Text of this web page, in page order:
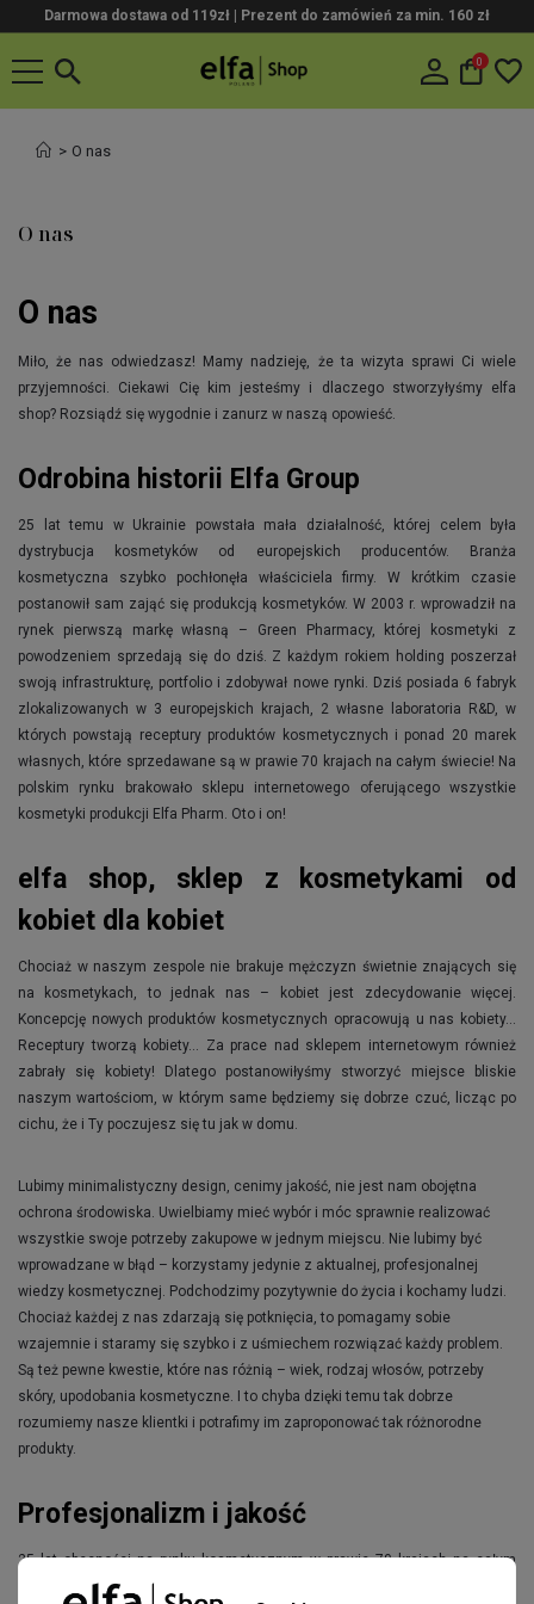
Darmowa dostawa od 119zł | Prezent do zamówień za min. 160 zł
0
O nas
O nas
O nas
Miło, że nas odwiedzasz! Mamy nadzieję, że ta wizyta sprawi Ci wiele
przyjemności. Ciekawi Cię kim jesteśmy i dlaczego stworzyłyśmy elfa
shop? Rozsiądź się wygodnie i zanurz w naszą opowieść.
Odrobina historii Elfa Group
25 lat temu w Ukrainie powstała mała działalność, której celem była
dystrybucja kosmetyków od europejskich producentów. Branża
kosmetyczna szybko pochłonęła właściciela firmy. W krótkim czasie
postanowił sam zająć się produkcją kosmetyków. W 2003 r. wprowadził na
rynek pierwszą markę własną – Green Pharmacy, której kosmetyki z
powodzeniem sprzedają się do dziś. Z każdym rokiem holding poszerzał
swoją infrastrukturę, portfolio i zdobywał nowe rynki. Dziś posiada 6 fabryk
zlokalizowanych w 3 europejskich krajach, 2 własne laboratoria R&D, w
których powstają receptury produktów kosmetycznych i ponad 20 marek
własnych, które sprzedawane są w prawie 70 krajach na całym świecie! Na
polskim rynku brakowało sklepu internetowego oferującego wszystkie
kosmetyki produkcji Elfa Pharm. Oto i on!
elfa shop, sklep z kosmetykami od
kobiet dla kobiet
Chociaż w naszym zespole nie brakuje mężczyzn świetnie znających się
na kosmetykach, to jednak nas – kobiet jest zdecydowanie więcej.
Koncepcję nowych produktów kosmetycznych opracowują u nas kobiety…
Receptury tworzą kobiety… Za prace nad sklepem internetowym również
zabrały się kobiety! Dlatego postanowiłyśmy stworzyć miejsce bliskie
naszym wartościom, w którym same będziemy się dobrze czuć, licząc po
cichu, że i Ty poczujesz się tu jak w domu.
Lubimy minimalistyczny design, cenimy jakość, nie jest nam obojętna
ochrona środowiska. Uwielbiamy mieć wybór i móc sprawnie realizować
wszystkie swoje potrzeby zakupowe w jednym miejscu. Nie lubimy być
wprowadzane w błąd – korzystamy jedynie z aktualnej, profesjonalnej
wiedzy kosmetycznej. Podchodzimy pozytywnie do życia i kochamy ludzi.
Chociaż każdej z nas zdarzają się potknięcia, to pomagamy sobie
wzajemnie i staramy się szybko i z uśmiechem rozwiązać każdy problem.
Są też pewne kwestie, które nas różnią – wiek, rodzaj włosów, potrzeby
skóry, upodobania kosmetyczne. I to chyba dzięki temu tak dobrze
rozumiemy nasze klientki i potrafimy im zaproponować tak różnorodne
produkty.
Profesjonalizm i jakość
25 lat obecności na rynku kosmetycznym w prawie 70 krajach na całym
świecie pozwoliło firmie zdobyć całkiem niezłe doświadczenie, z którego